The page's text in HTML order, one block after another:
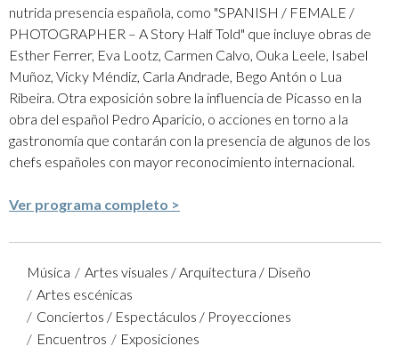
nutrida presencia española, como "SPANISH / FEMALE /
PHOTOGRAPHER – A Story Half Told" que incluye obras de
Esther Ferrer, Eva Lootz, Carmen Calvo, Ouka Leele, Isabel
Muñoz, Vicky Méndiz, Carla Andrade, Bego Antón o Lua
Ribeira. Otra exposición sobre la influencia de Picasso en la
obra del español Pedro Aparicio, o acciones en torno a la
gastronomía que contarán con la presencia de algunos de los
chefs españoles con mayor reconocimiento internacional.
Ver programa completo >
Música
Artes visuales / Arquitectura / Diseño
Artes escénicas
Conciertos / Espectáculos / Proyecciones
Encuentros
Exposiciones